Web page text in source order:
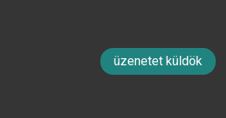
üzenetet küldök